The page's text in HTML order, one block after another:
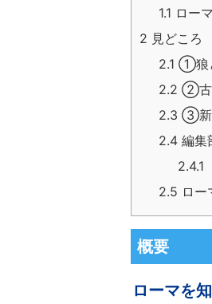
1.1 ロー
2 見どころ
2.1 ①狼
2.2 ②古
2.3 ③新
2.4 編集
2.4.1
2.5 ロ
概要
ローマを